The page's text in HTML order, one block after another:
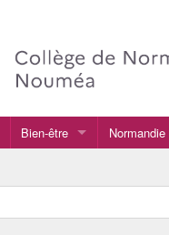
Bien-être